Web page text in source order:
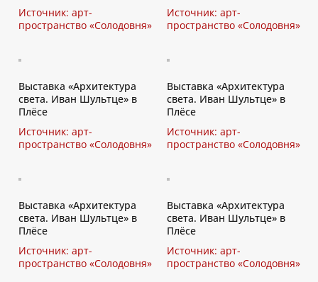
Источник: арт-
пространство «Солодовня»
Источник: арт-
пространство «Солодовня»
Выставка «Архитектура
света. Иван Шультце» в
Плёсе
Источник: арт-
пространство «Солодовня»
Выставка «Архитектура
света. Иван Шультце» в
Плёсе
Источник: арт-
пространство «Солодовня»
Выставка «Архитектура
света. Иван Шультце» в
Плёсе
Источник: арт-
пространство «Солодовня»
Выставка «Архитектура
света. Иван Шультце» в
Плёсе
Источник: арт-
пространство «Солодовня»